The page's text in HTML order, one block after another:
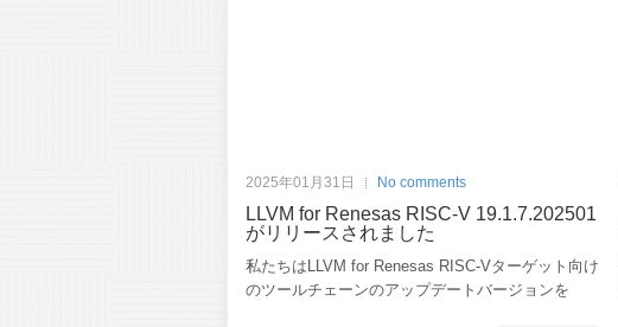
2025年01月31日 No comments
LLVM for Renesas RISC-V 19.1.7.202501
がリリースされました
私たちはLLVM for Renesas RISC-Vターゲット向け
のツールチェーンのアップデートバージョンを